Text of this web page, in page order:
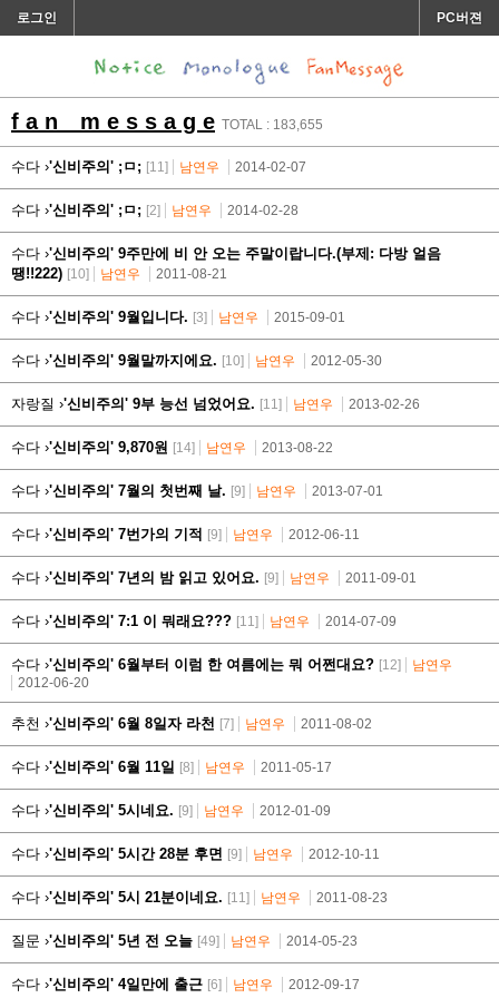
로그인 PC버젼
f a n m e s s a g e TOTAL : 183,655
수다 ›'신비주의' ;ㅁ; [11] 남연우 2014-02-07
수다 ›'신비주의' ;ㅁ; [2] 남연우 2014-02-28
수다 ›'신비주의' 9주만에 비 안 오는 주말이랍니다.(부제: 다방 얼음
땡!!222) [10] 남연우 2011-08-21
수다 ›'신비주의' 9월입니다. [3] 남연우 2015-09-01
수다 ›'신비주의' 9월말까지에요. [10] 남연우 2012-05-30
자랑질 ›'신비주의' 9부 능선 넘었어요. [11] 남연우 2013-02-26
수다 ›'신비주의' 9,870원 [14] 남연우 2013-08-22
수다 ›'신비주의' 7월의 첫번째 날. [9] 남연우 2013-07-01
수다 ›'신비주의' 7번가의 기적 [9] 남연우 2012-06-11
수다 ›'신비주의' 7년의 밤 읽고 있어요. [9] 남연우 2011-09-01
수다 ›'신비주의' 7:1 이 뭐래요??? [11] 남연우 2014-07-09
수다 ›'신비주의' 6월부터 이럼 한 여름에는 뭐 어쩐대요? [12]
남연우
2012-06-20
추천 ›'신비주의' 6월 8일자 라천 [7] 남연우 2011-08-02
수다 ›'신비주의' 6월 11일 [8] 남연우 2011-05-17
수다 ›'신비주의' 5시네요. [9] 남연우 2012-01-09
수다 ›'신비주의' 5시간 28분 후면 [9] 남연우 2012-10-11
수다 ›'신비주의' 5시 21분이네요. [11] 남연우 2011-08-23
질문 ›'신비주의' 5년 전 오늘 [49] 남연우 2014-05-23
수다 ›'신비주의' 4일만에 출근 [6] 남연우 2012-09-17